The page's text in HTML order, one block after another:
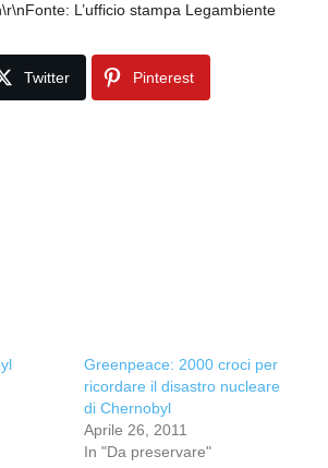
L’ufficio stampa Legambiente
Twitter Pinterest
Greenpeace: 2000 croci per
ricordare il disastro nucleare
di Chernobyl
Aprile 26, 2011
In "Da preservare"